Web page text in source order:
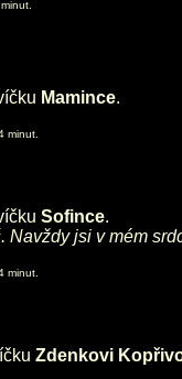
Mamince.
minut.
Sofince.
Navždy jsi v mém
minut.
Zdenkovi